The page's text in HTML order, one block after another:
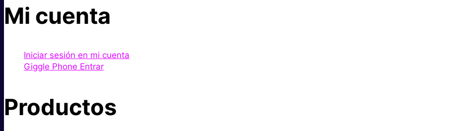
Mi cuenta
Iniciar sesión en mi cuenta
Giggle Phone Entrar
Productos